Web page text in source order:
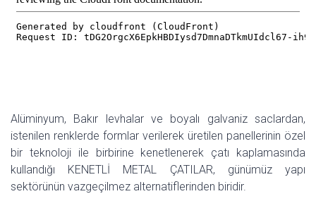
Alüminyum, Bakır levhalar ve boyalı galvaniz saclardan,
istenilen renklerde formlar verilerek üretilen panellerinin özel
bir teknoloji ile birbirine kenetlenerek çatı kaplamasında
kullandığı KENETLİ METAL ÇATILAR, günümüz yapı
sektörünün vazgeçilmez alternatiflerinden biridir.